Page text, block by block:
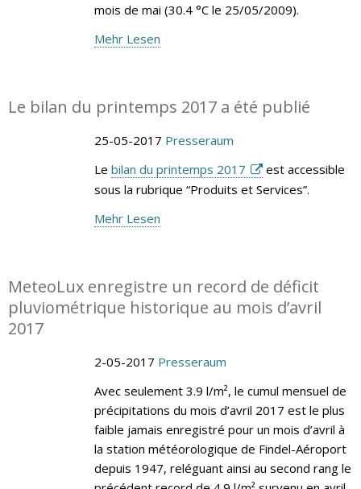
mois de mai (30.4 °C le 25/05/2009).
Mehr Lesen
Le bilan du printemps 2017 a été publié
25-05-2017 Presseraum
Le bilan du printemps 2017
est accessible
sous la rubrique “Produits et Services”.
Mehr Lesen
MeteoLux enregistre un record de déficit
pluviométrique historique au mois d’avril
2017
2-05-2017 Presseraum
Avec seulement 3.9 l/m², le cumul mensuel de
précipitations du mois d’avril 2017 est le plus
faible jamais enregistré pour un mois d’avril à
la station météorologique de Findel-Aéroport
depuis 1947, reléguant ainsi au second rang le